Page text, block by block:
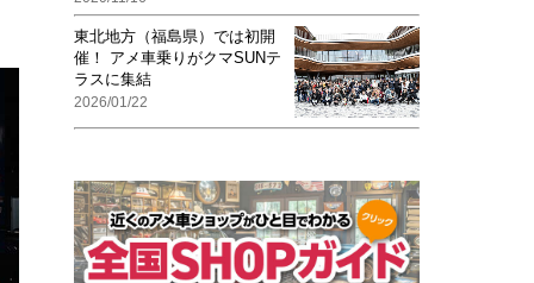
東北地方（福島県）では初開
催！ アメ車乗りがクマSUNテ
ラスに集結
2026/01/22